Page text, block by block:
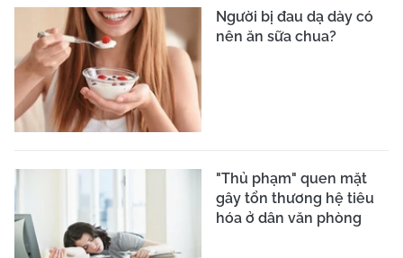
Người bị đau dạ dày có
nên ăn sữa chua?
"Thủ phạm" quen mặt
gây tổn thương hệ tiêu
hóa ở dân văn phòng